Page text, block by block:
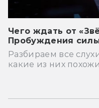
Чего ждать от
Пробуждения
Разбираем все
какие из них